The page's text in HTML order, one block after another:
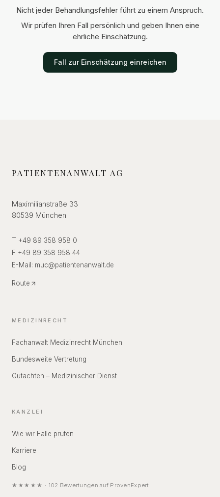
Nicht jeder Behandlungsfehler führt zu einem Anspruch.
Wir prüfen Ihren Fall persönlich und geben Ihnen eine
ehrliche Einschätzung.
Fall zur Einschätzung einreichen
PATIENTENANWALT AG
Maximilianstraße 33
80539 München
T +49 89 358 958 0
F +49 89 358 958 44
E-Mail: muc@patientenanwalt.de
Route
MEDIZINRECHT
Fachanwalt Medizinrecht München
Bundesweite Vertretung
Gutachten – Medizinischer Dienst
KANZLEI
Wie wir Fälle prüfen
Karriere
Blog
★★★★★ · 102 Bewertungen auf ProvenExpert